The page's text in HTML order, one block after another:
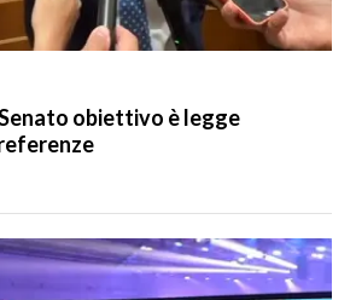
obiettivo è legge